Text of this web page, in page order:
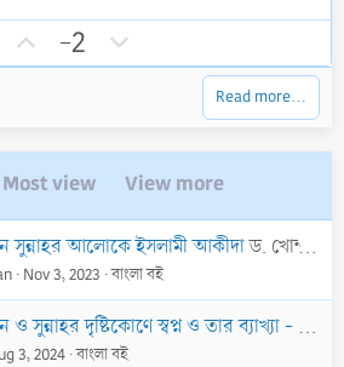
e
t
(
U
p
t
e
-2
o
v
o
t
e
Read more…
Most view View more
আলোকে ইসলামী আকীদাড. খোন্দকার আব্দুল্লাহ জাহাঙ্গীর
Nov 3, 2023 বাংলা বই
দৃষ্টিকোণে স্বপ্ন ও তার ব্যাখ্যা - PDF
3, 2024 বাংলা বই